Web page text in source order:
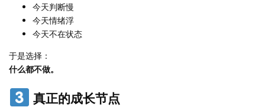
今天判断慢
今天情绪浮
今天不在状态
于是选择：
什么都不做。
真正的成长节点